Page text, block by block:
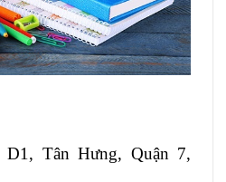
Tân Hưng, Quận 7,